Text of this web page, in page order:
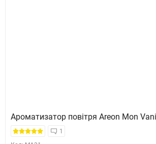
Ароматизатор повітря Areon Mon
1